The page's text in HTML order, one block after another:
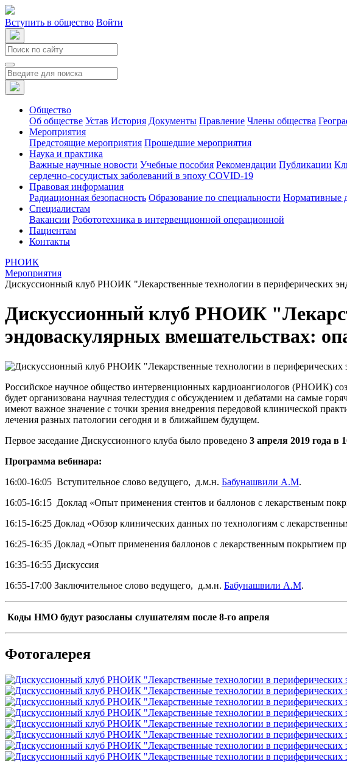
Вступить в общество Войти
Общество
Об обществе Устав История Документы Правление Члены общества
Мероприятия
Предстоящие мероприятия Прошедшие мероприятия
Наука и практика
Важные научные новости Учебные пособия Рекомендации Публикации
сердечно-сосудистых заболеваний в эпоху COVID-19
Правовая информация
Радиационная безопасность Образование по специальности Нормативные
Специалистам
Вакансии Робототехника в интервенционной операционной
Пациентам
Контакты
РНОИК
Мероприятия
Дискуссионный клуб РНОИК "Лекарственные технологии в периферических
Дискуссионный клуб РНОИК
эндоваскулярных вмешательствах:
Российское научное общество интервенционных кардиоангиологов (РНОИК)
будет организована научная телестудия с обсуждением и дебатами на самые
имеют важное значение с точки зрения внедрения передовой клинической
лечения разных патологии сегодня и в ближайшем будущем.
Первое заседание Дискуссионного клуба было проведено 3 апреля 2019 года в
Программа вебинара:
16:00-16:05 Вступительное слово ведущего, д.м.н. Бабунашвили А.М.
16:05-16:15 Доклад «Опыт применения стентов и баллонов с лекарственым
16:15-16:25 Доклад «Обзор клинических данных по технологиям с
16:25-16:35 Доклад «Опыт применения баллонов с лекарственным покрытием
16:35-16:55 Дискуссия
16:55-17:00 Заключительное слово ведущего, д.м.н. Бабунашвили А.М.
Коды НМО будут разосланы слушателям после 8-го апреля
Фотогалерея